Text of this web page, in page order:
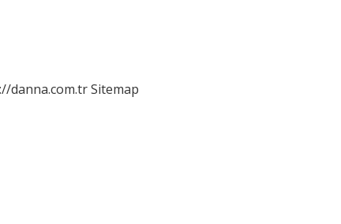
danna.com.trSitemap